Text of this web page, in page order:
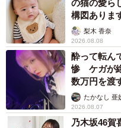
――依頼者さんの現場での
最初は驚きで言葉が出ず
の後、昔の記憶を手繰り
人骨がお母さまのもので
がらも状況の説明をして
の猫の愛ら
構図ありま
梨木 香奈
2026.08.08
酔って転ん
惨 ケガが
数万円を渡
たかなし 亜
2026.08.07
乃木坂46